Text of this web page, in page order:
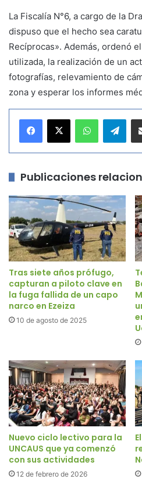
La Fiscalía N°6, a cargo de la
dispuso que el hecho sea
Recíprocas». Además, ordenó
utilizada, la realización de un
fotografías, relevamiento de
zona y esperar los informes
Telegram
Publicaciones
Tras siete años prófugo,
capturan a piloto clave en
la fuga fallida de un capo
narco en Ezeiza
10 de agosto de 2025
Nuevo ciclo lectivo para la
UNCAUS que ya comenzó
con sus actividades
12 de febrero de 2026